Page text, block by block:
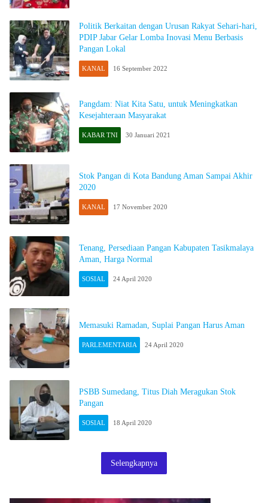
Politik Berkaitan dengan Urusan Rakyat Sehari-hari,
PDIP Jabar Gelar Lomba Inovasi Menu Berbasis
Pangan Lokal
KANAL 16 September 2022
Pangdam: Niat Kita Satu, untuk Meningkatkan
Kesejahteraan Masyarakat
KABAR TNI 30 Januari 2021
Stok Pangan di Kota Bandung Aman Sampai Akhir
2020
KANAL 17 November 2020
Tenang, Persediaan Pangan Kabupaten Tasikmalaya
Aman, Harga Normal
SOSIAL 24 April 2020
Memasuki Ramadan, Suplai Pangan Harus Aman
PARLEMENTARIA 24 April 2020
PSBB Sumedang, Titus Diah Meragukan Stok
Pangan
SOSIAL 18 April 2020
Selengkapnya